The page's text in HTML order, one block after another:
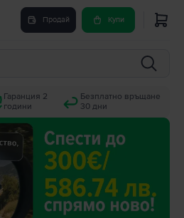
Продай Купи
Гаранция 2
години
Безплатно връщане
30 дни